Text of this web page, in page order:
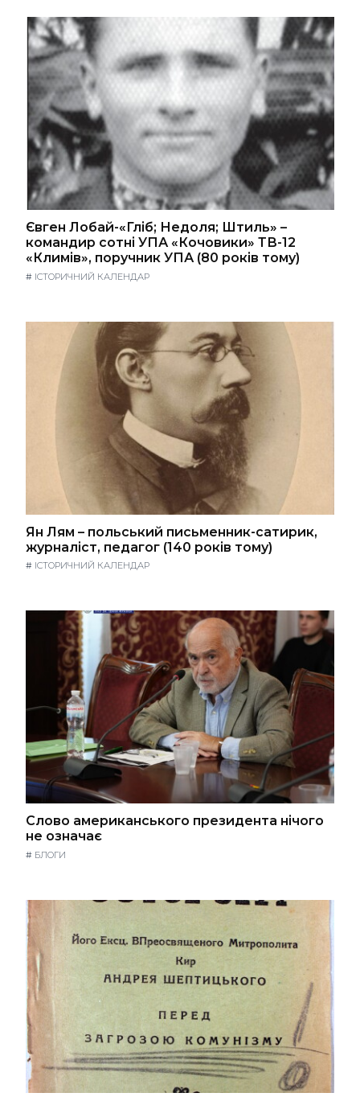
Євген Лобай-«Гліб; Недоля; Штиль» –
командир сотні УПА «Кочовики» ТВ-12
«Климів», поручник УПА (80 років тому)
# ІСТОРИЧНИЙ КАЛЕНДАР
Ян Лям – польський письменник-сатирик,
журналіст, педагог (140 років тому)
# ІСТОРИЧНИЙ КАЛЕНДАР
Слово американського президента нічого
не означає
# БЛОГИ